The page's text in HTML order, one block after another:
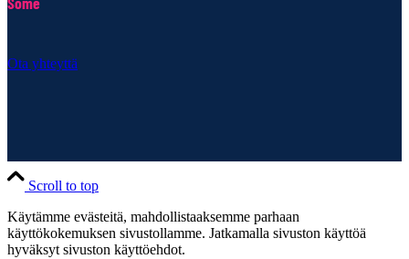
Ota yhteyttä
Scroll to top
Käytämme evästeitä, mahdollistaaksemme parhaan
käyttökokemuksen sivustollamme. Jatkamalla sivuston käyttöä
hyväksyt sivuston käyttöehdot.